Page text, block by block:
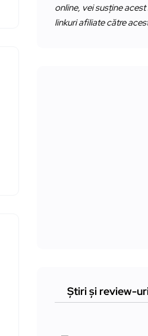
online, vei susține
linkuri afiliate către
Știri și review-